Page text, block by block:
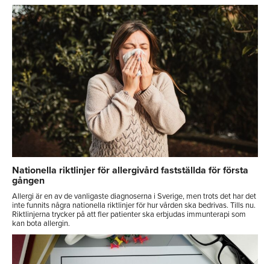
Nationella riktlinjer för allergivård fastställda för första
gången
Allergi är en av de vanligaste diagnoserna i Sverige, men trots det har det
inte funnits några nationella riktlinjer för hur vården ska bedrivas. Tills nu.
Riktlinjerna trycker på att fler patienter ska erbjudas immunterapi som
kan bota allergin.